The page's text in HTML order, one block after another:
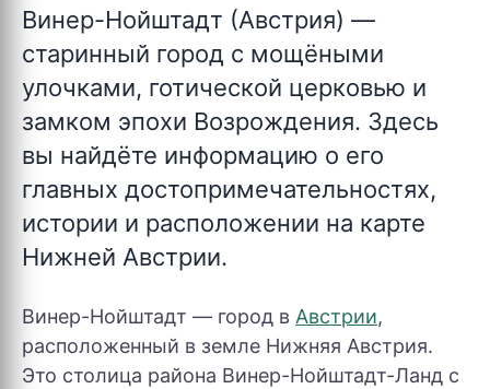
Винер-Нойштадт (Австрия) —
старинный город с мощёными
улочками, готической церковью и
замком эпохи Возрождения. Здесь
вы найдёте информацию о его
главных достопримечательностях,
истории и расположении на карте
Нижней Австрии.
Винер-Нойштадт — город в Австрии,
расположенный в земле Нижняя Австрия.
Это столица района Винер-Нойштадт-Ланд с